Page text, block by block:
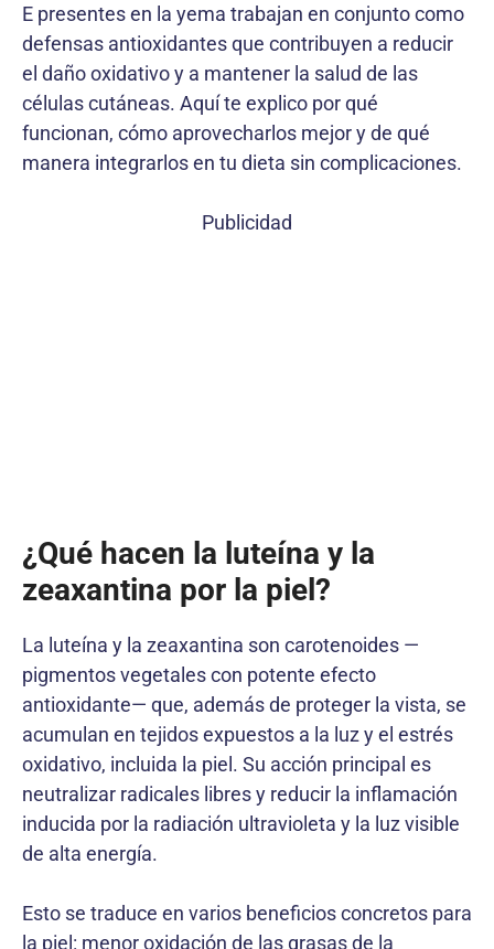
E presentes en la yema trabajan en conjunto como
defensas antioxidantes que contribuyen a reducir
el daño oxidativo y a mantener la salud de las
células cutáneas. Aquí te explico por qué
funcionan, cómo aprovecharlos mejor y de qué
manera integrarlos en tu dieta sin complicaciones.
Publicidad
¿Qué hacen la luteína y la
zeaxantina por la piel?
La luteína y la zeaxantina son carotenoides —
pigmentos vegetales con potente efecto
antioxidante— que, además de proteger la vista, se
acumulan en tejidos expuestos a la luz y el estrés
oxidativo, incluida la piel. Su acción principal es
neutralizar radicales libres y reducir la inflamación
inducida por la radiación ultravioleta y la luz visible
de alta energía.
Esto se traduce en varios beneficios concretos para
la piel: menor oxidación de las grasas de la